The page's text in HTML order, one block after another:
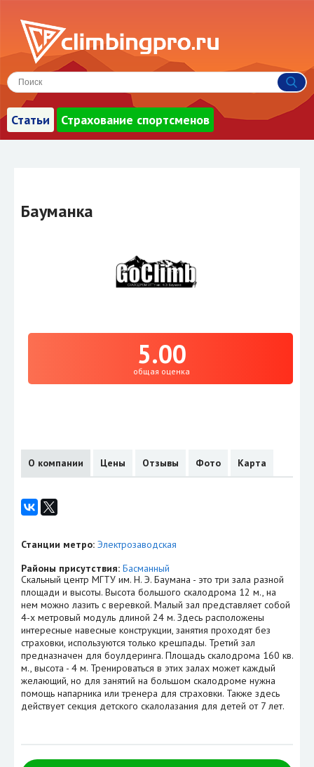
Статьи Страхование спортсменов
Бауманка
5.00
общая оценка
О компании Цены Отзывы Фото Карта
Станции метро: Электрозаводская
Районы присутствия: Басманный
Скальный центр МГТУ им. Н. Э. Баумана - это три зала разной
площади и высоты. Высота большого скалодрома 12 м., на
нем можно лазить с веревкой. Малый зал представляет собой
4-х метровый модуль длиной 24 м. Здесь расположены
интересные навесные конструкции, занятия проходят без
страховки, используются только крешпады. Третий зал
предназначен для боулдеринга. Площадь скалодрома 160 кв.
м., высота - 4 м. Тренироваться в этих залах может каждый
желающий, но для занятий на большом скалодроме нужна
помощь напарника или тренера для страховки. Также здесь
действует секция детского скалолазания для детей от 7 лет.